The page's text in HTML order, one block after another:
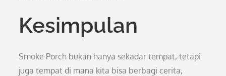
Kesimpulan
Smoke Porch bukan hanya sekadar tempat, tetapi
juga tempat di mana kita bisa berbagi cerita,